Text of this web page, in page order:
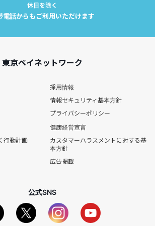
休日を除く
電話からもご利用いただけます
東京ベイネットワーク
採用情報
情報セキュリティ基本方針
プライバシーポリシー
健康経営宣言
行動計画
カスタマーハラスメントに対する基
本方針
広告掲載
公式SNS